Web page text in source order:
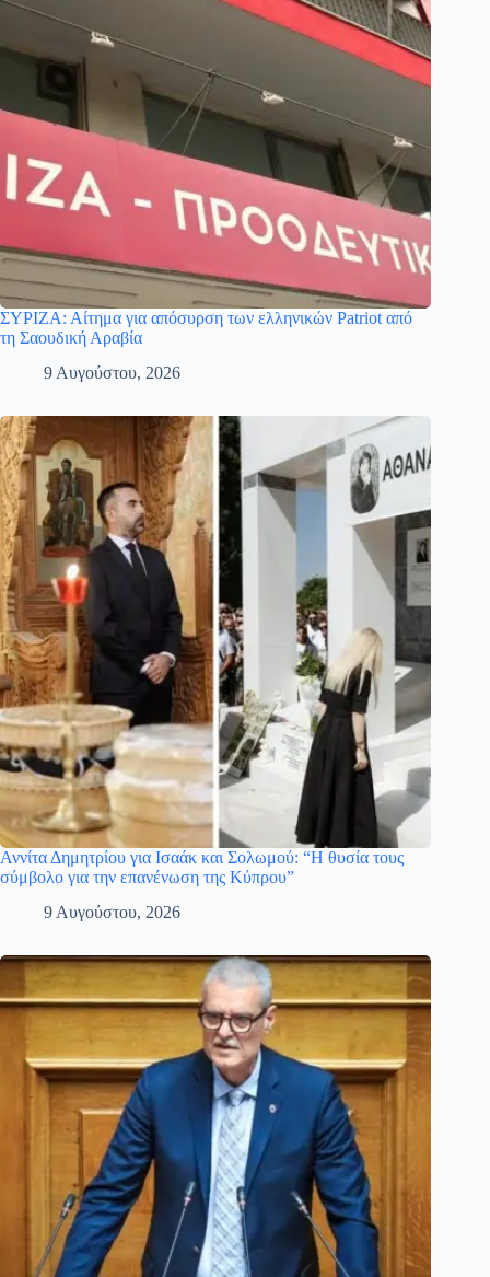
ΣΥΡΙΖΑ: Αίτημα για απόσυρση των ελληνικών Patriot από
τη Σαουδική Αραβία
9 Αυγούστου, 2026
Αννίτα Δημητρίου για Ισαάκ και Σολωμού: “Η θυσία τους
σύμβολο για την επανένωση της Κύπρου”
9 Αυγούστου, 2026